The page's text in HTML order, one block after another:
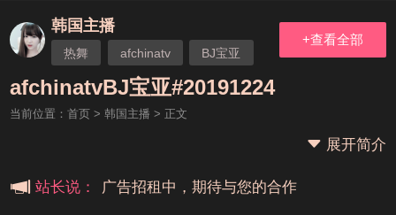
韩国主播
热舞 afchinatv BJ宝亚
+查看全部
afchinatvBJ宝亚#20191224
当前位置： 首页> 韩国主播 > 正文
展开简介
站长说：
本站大事件(19j网站发展历程)
广告招租中，期待与您的合作